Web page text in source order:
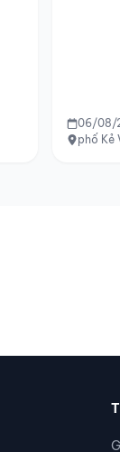
06/08/
phố Kẻ